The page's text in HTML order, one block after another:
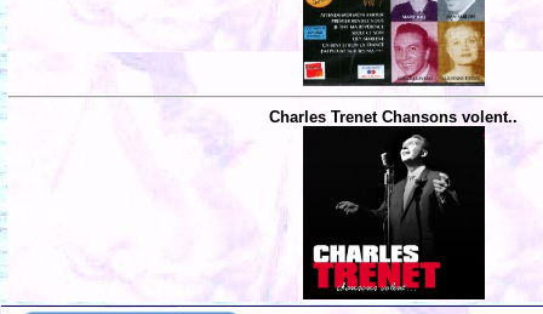
Charles Trenet Chansons volent..